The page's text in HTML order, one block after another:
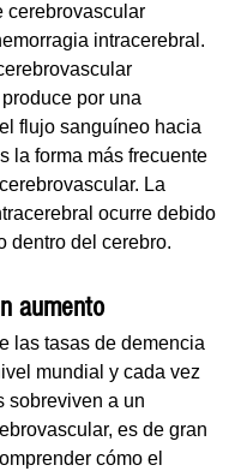
cerebrovascular
intracerebral.
por una
flujo sanguíneo hacia
la forma más frecuente
La
ocurre debido
dentro del cerebro.
aumento
las tasas de demencia
mundial y cada vez
sobreviven a un
es de gran
cómo el